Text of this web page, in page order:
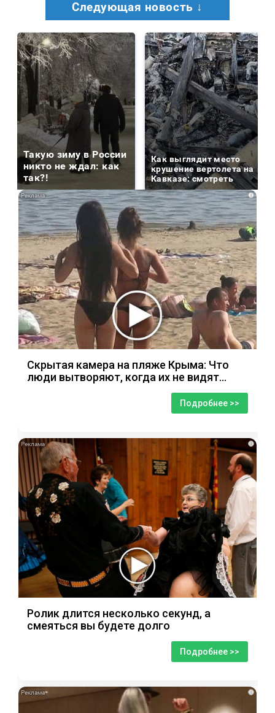
Следующая новость ↓
Такую зиму в России
никто не ждал: как
так?!
Как выглядит место
крушение вертолета на
Кавказе: смотреть
i
Скрытая камера на пляже Крыма: Что
люди вытворяют, когда их не видят...
Подробнее >>
i
Ролик длится несколько секунд, а
смеяться вы будете долго
Подробнее >>
i